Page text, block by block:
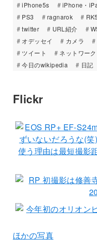
iPhone5s
iPhone・
PS3
ragnarok RK5
twitter
URL紹介
オデッセイ
カメラ
ツイート
ネットワーク
今日のwikipedia
日記
Flickr
ほかの写真